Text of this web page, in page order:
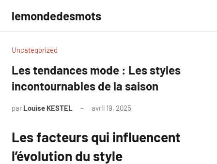
contenu
lemondedesmots
Uncategorized
Les tendances mode : Les styles
incontournables de la saison
par Louise KESTEL avril 19, 2025
Les facteurs qui influencent
l’évolution du style